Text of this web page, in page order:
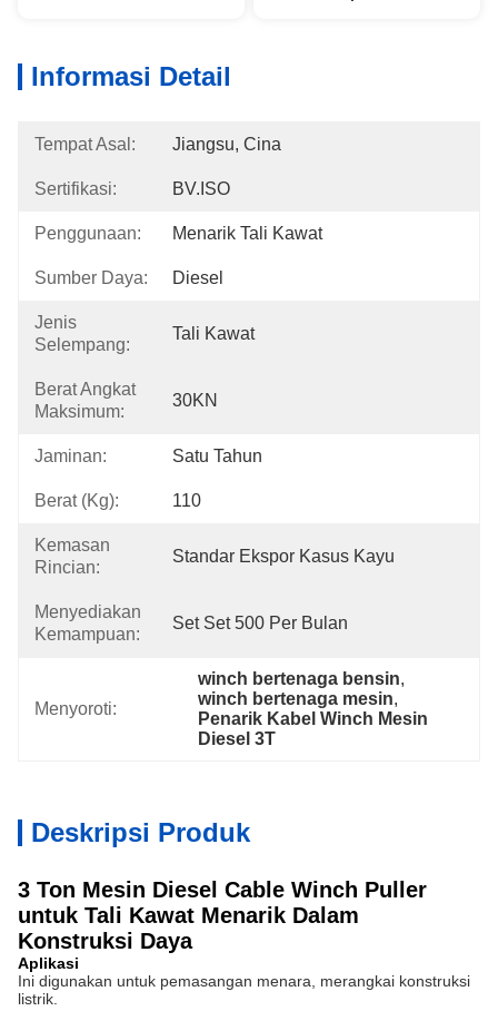
Informasi Detail
Tempat Asal: Jiangsu, Cina
Sertifikasi: BV.ISO
Penggunaan: Menarik Tali Kawat
Sumber Daya: Diesel
Jenis
Selempang:
Tali Kawat
Berat Angkat
Maksimum:
30KN
Jaminan: Satu Tahun
Berat (kg): 110
Kemasan
Rincian:
Standar Ekspor Kasus Kayu
Menyediakan
Kemampuan:
Set Set 500 Per Bulan
Menyoroti:
winch bertenaga bensin,
winch bertenaga mesin,
Penarik Kabel Winch Mesin
Diesel 3T
Deskripsi Produk
3 Ton Mesin Diesel Cable Winch Puller
untuk Tali Kawat Menarik Dalam
Konstruksi Daya
Aplikasi
Ini digunakan untuk pemasangan menara, merangkai konstruksi
listrik.